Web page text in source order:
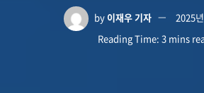
by 이재우 기자
2025
Reading Time: 3 mins